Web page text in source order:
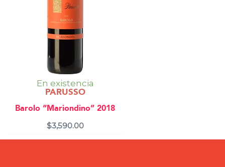
En existencia
PARUSSO
Barolo “Mariondino” 2018
$3,590.00